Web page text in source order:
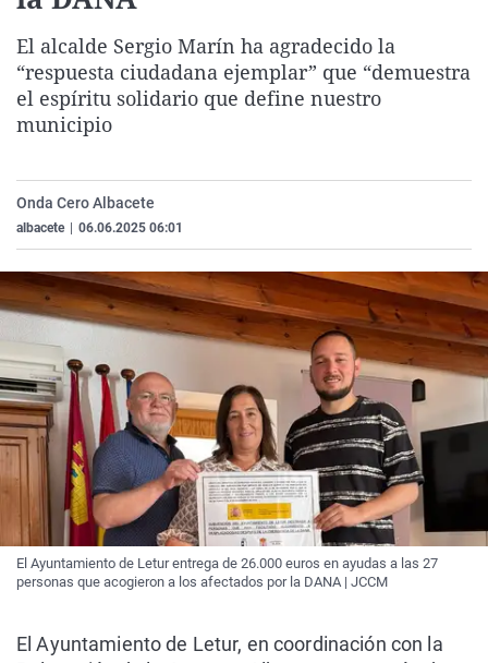
Gente viajera
Como el perro y el
Retornados
Equipo de
Galicia
La Rioja
Televisión
Elecciones
El alcalde Sergio Marín ha agradecido la
“respuesta ciudadana ejemplar” que “demuestra
el espíritu solidario que define nuestro
municipio
Onda Cero Albacete
albacete 06.06.2025 06:01
El Ayuntamiento de Letur entrega de 26.000 euros en ayudas a las 27
personas que acogieron a los afectados por la DANA | JCCM
El Ayuntamiento de Letur, en coordinación con la